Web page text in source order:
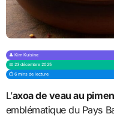
👤 Kim Kuisine
📅 23 décembre 2025
⏱️ 6 mins de lecture
L’axoa de veau au
emblématique du Pays